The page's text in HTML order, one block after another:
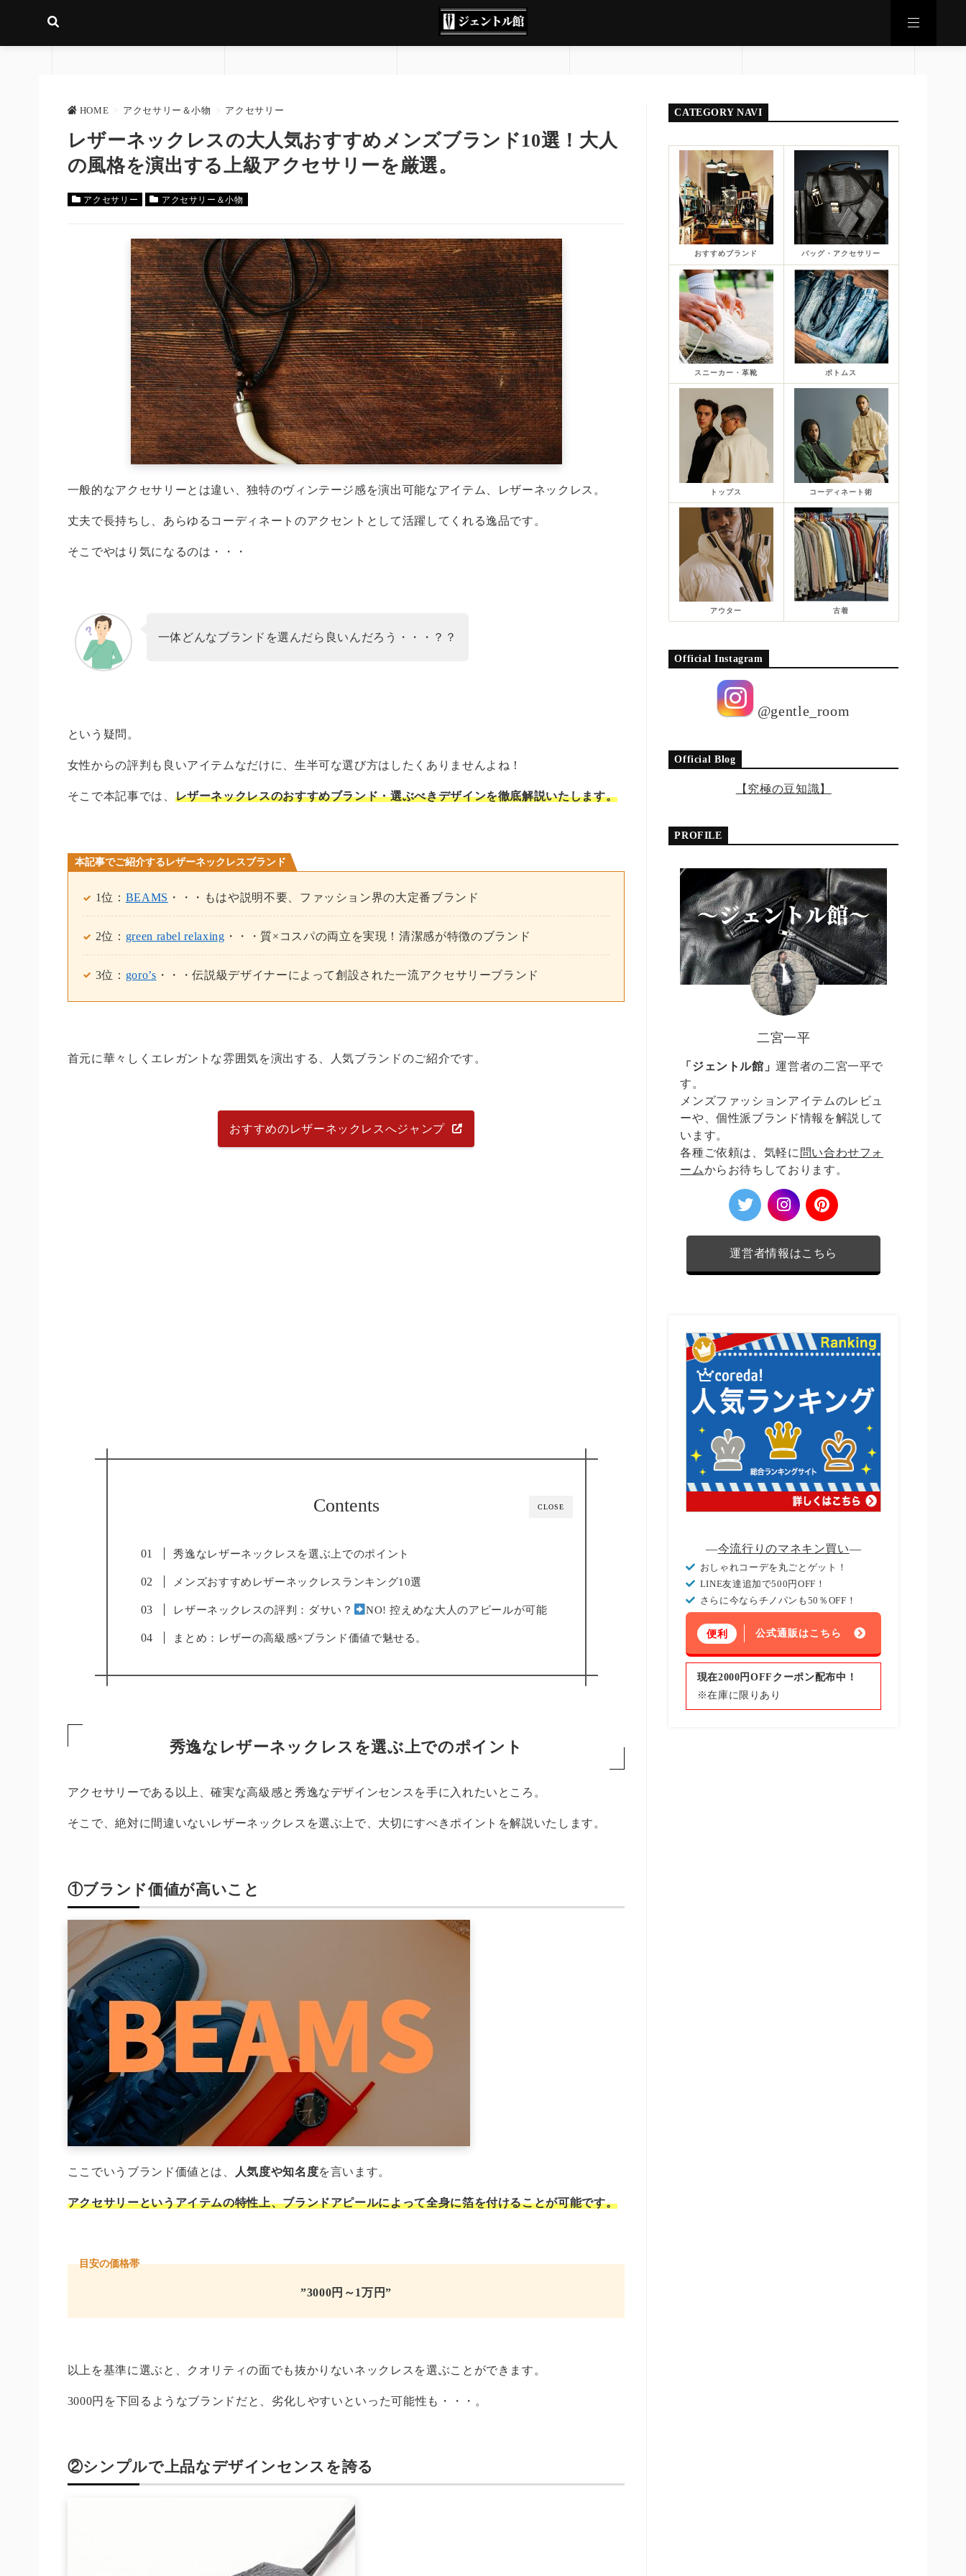
HOME アクセサリー＆小物 アクセサリー
レザーネックレスの大人気おすすめメンズブランド10選！大人
の風格を演出する上級アクセサリーを厳選。
アクセサリー アクセサリー＆小物
一般的なアクセサリーとは違い、独特のヴィンテージ感を演出可能なアイテム、レザーネックレス。
丈夫で長持ちし、あらゆるコーディネートのアクセントとして活躍してくれる逸品です。
そこでやはり気になるのは・・・
一体どんなブランドを選んだら良いんだろう・・・？？
という疑問。
女性からの評判も良いアイテムなだけに、生半可な選び方はしたくありませんよね！
そこで本記事では、 レザーネックレスのおすすめブランド・選ぶべきデザインを徹底解説いたします。
本記事でご紹介するレザーネックレスブランド
1位： BEAMS ・・・もはや説明不要、ファッション界の大定番ブランド
2位： green rabel relaxing ・・・質×コスパの両立を実現！清潔感が特徴のブランド
3位： goro’s ・・・伝説級デザイナーによって創設された一流アクセサリーブランド
首元に華々しくエレガントな雰囲気を演出する、人気ブランドのご紹介です。
おすすめのレザーネックレスへジャンプ
CLOSE
Contents
秀逸なレザーネックレスを選ぶ上でのポイント
メンズおすすめレザーネックレスランキング10選
レザーネックレスの評判：ダサい？ NO! 控えめな大人のアピールが可能
まとめ：レザーの高級感×ブランド価値で魅せる。
秀逸なレザーネックレスを選ぶ上でのポイント
アクセサリーである以上、確実な高級感と秀逸なデザインセンスを手に入れたいところ。
そこで、絶対に間違いないレザーネックレスを選ぶ上で、大切にすべきポイントを解説いたします。
①ブランド価値が高いこと
ここでいうブランド価値とは、 人気度や知名度を言います。
アクセサリーというアイテムの特性上、ブランドアピールによって全身に箔を付けることが可能です。
目安の価格帯
”3000円～1万円”
以上を基準に選ぶと、クオリティの面でも抜かりないネックレスを選ぶことができます。
3000円を下回るようなブランドだと、劣化しやすいといった可能性も・・・。
②シンプルで上品なデザインセンスを誇る
CATEGORY NAVI
おすすめブランド バッグ・アクセサリー
スニーカー・革靴 ボトムス
トップス コーディネート術
アウター 古着
Official Instagram
@gentle_room
Official Blog
【究極の豆知識】
PROFILE
二宮一平
「ジェントル館」運営者の二宮一平で
す。
メンズファッションアイテムのレビュ
ーや、個性派ブランド情報を解説して
います。
各種ご依頼は、気軽に 問い合わせフォ
ームからお待ちしております。
運営者情報はこちら
―今流行りのマネキン買い―
おしゃれコーデを丸ごとゲット！
LINE友達追加で500円OFF！
さらに今ならチノパンも50％OFF！
便利 公式通販はこちら
現在2000円OFFクーポン配布中！
※在庫に限りあり